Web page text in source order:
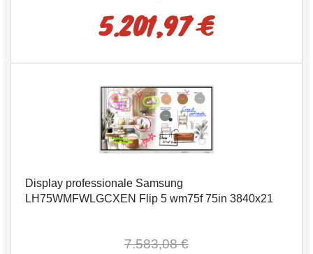
5.201,97 €
Display professionale Samsung
LH75WMFWLGCXEN Flip 5 wm75f 75in 3840x21
7.583,08 €